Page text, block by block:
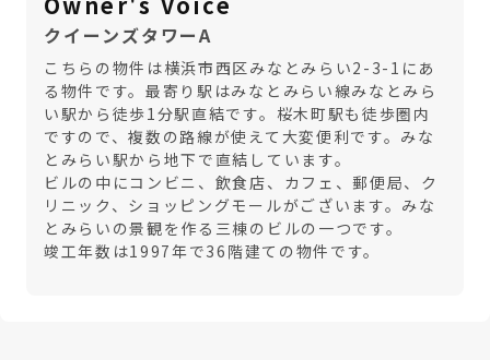
クイーンズタワーA
こちらの物件は横浜市西区みなとみらい2-3-1にあ
る物件です。最寄り駅はみなとみらい線みなとみら
い駅から徒歩1分駅直結です。桜木町駅も徒歩圏内
ですので、複数の路線が使えて大変便利です。みな
とみらい駅から地下で直結しています。
ビルの中にコンビニ、飲食店、カフェ、郵便局、ク
リニック、ショッピングモールがございます。みな
とみらいの景観を作る三棟のビルの一つです。
竣工年数は1997年で36階建ての物件です。